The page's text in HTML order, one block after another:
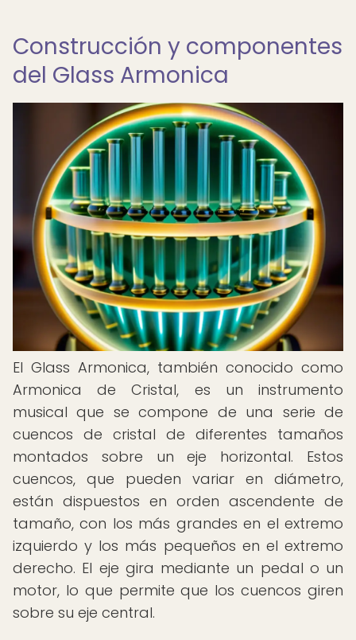
Construcción y componentes
del Glass Armonica
El Glass Armonica, también conocido como
Armonica de Cristal, es un instrumento
musical que se compone de una serie de
cuencos de cristal de diferentes tamaños
montados sobre un eje horizontal. Estos
cuencos, que pueden variar en diámetro,
están dispuestos en orden ascendente de
tamaño, con los más grandes en el extremo
izquierdo y los más pequeños en el extremo
derecho. El eje gira mediante un pedal o un
motor, lo que permite que los cuencos giren
sobre su eje central.